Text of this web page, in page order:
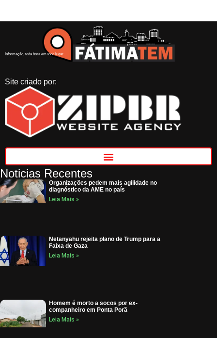
Informação, toda hora em todo lugar
Site criado por:
Noticias Recentes
Organizações pedem mais agilidade no
diagnóstico da AME no país
Leia Mais »
Netanyahu rejeita plano de Trump para a
Faixa de Gaza
Leia Mais »
Homem é morto a socos por ex-
companheiro em Ponta Porã
Leia Mais »